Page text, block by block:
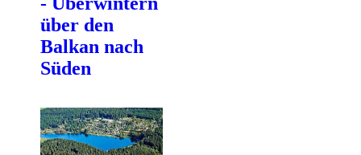
über den
Balkan nach
Süden